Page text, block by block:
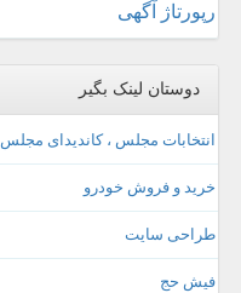
رپورتاژ آگهی
دوستان لینک بگیر
انتخابات مجلس ، کاندیدای مجلس
خرید و فروش خودرو
طراحی سایت
فیش حج